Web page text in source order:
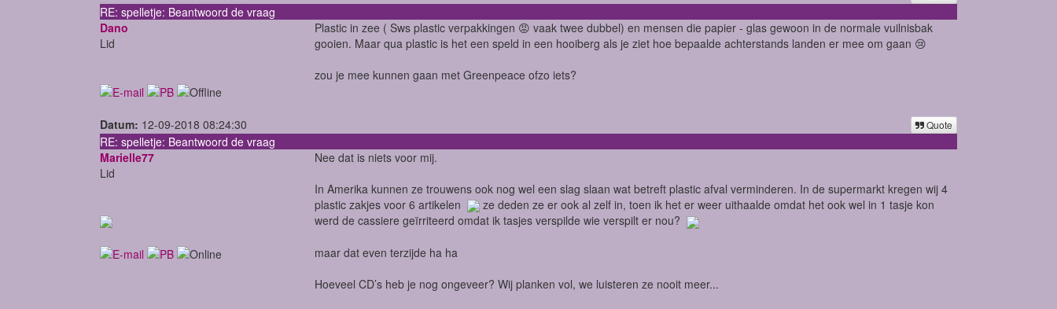
RE: spelletje: Beantwoord de vraag
Dano
Lid
Plastic in zee ( Sws plastic verpakkingen 😡 vaak twee dubbel) en mensen die papier - glas gewoon in de normale vuilnisbak
gooien. Maar qua plastic is het een speld in een hooiberg als je ziet hoe bepaalde achterstands landen er mee om gaan 😢
zou je mee kunnen gaan met Greenpeace ofzo iets?
Datum: 12-09-2018 08:24:30 Quote
RE: spelletje: Beantwoord de vraag
Marielle77
Lid
Nee dat is niets voor mij.
In Amerika kunnen ze trouwens ook nog wel een slag slaan wat betreft plastic afval verminderen. In de supermarkt kregen wij 4
plastic zakjes voor 6 artikelen
ze deden ze er ook al zelf in, toen ik het er weer uithaalde omdat het ook wel in 1 tasje kon
werd de cassiere geïrriteerd omdat ik tasjes verspilde wie verspilt er nou?
maar dat even terzijde ha ha
Hoeveel CD’s heb je nog ongeveer? Wij planken vol, we luisteren ze nooit meer...